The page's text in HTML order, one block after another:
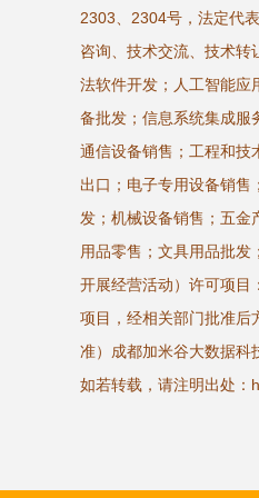
2303、2304号，法定代
咨询、技术交流、技术转
法软件开发；人工智能应
备批发；信息系统集成服
通信设备销售；工程和技
出口；电子专用设备销售
发；机械设备销售；五金
用品零售；文具用品批
开展经营活动）许可项目
项目，经相关部门批准后
准）成都加米谷大数据科
如若转载，请注明出处